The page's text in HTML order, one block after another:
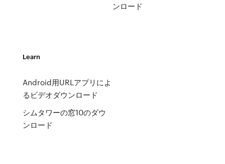
ンロード
Learn
Android用URLアプリによ
るビデオダウンロード
シムタワーの窓10のダウ
ンロード